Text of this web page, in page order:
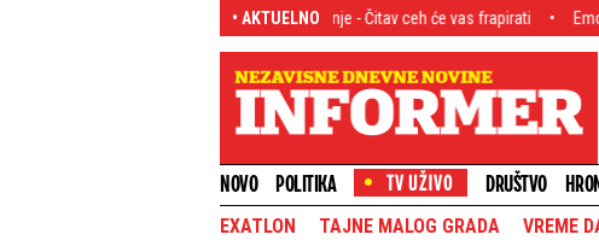
• AKTUELNO
odveo devojku na letovanje - Čitav ceh će vas frapirati Emocije preplavile
NOVO POLITIKA DRUŠTVO
EXATLON TAJNE MALOG GRADA VREME